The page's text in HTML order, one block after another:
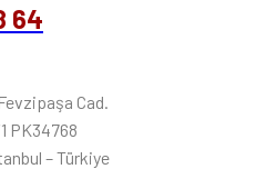
64
Cad.
PK34768
– Türkiye